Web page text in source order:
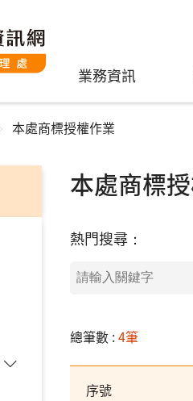
業務資訊
本處商標授權作業
本處商標
熱門搜尋：
總筆數 :4筆
序號